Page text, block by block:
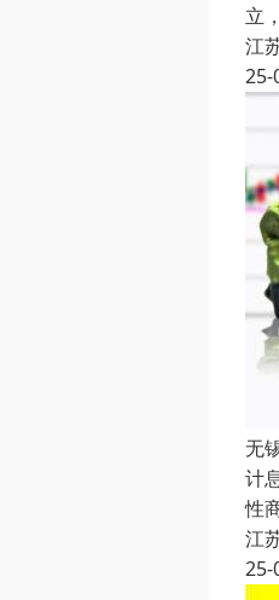
立
江
25-
无
计
性
江
25-